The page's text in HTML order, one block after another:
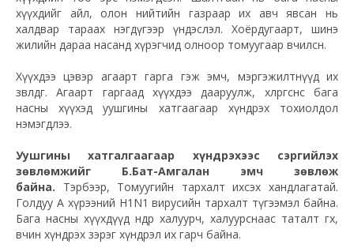
хүүхдийг айл, олон нийтийн газраар их авч явсан нь
халдвар тараах нэгдүгээр үндэслэл. Хоёрдугаарт, шинэ
жилийн дараа насанд хүрэгчид олноор томуугаар өвчилсөн.
Хүүхдээ цэвэр агаарт гарга гэж эмч, мэргэжилтнүүд их
зөвлөдөг. Агаарт гаргаад хүүхдээ дааруулж, хөлөргөснөөс бага
насны хүүхэд уушгины хатгаагаар хүндрэх тохиолдол
нэмэгдлээ.
Уушгины хатгалгаагаар хүндрэхээс сэргийлэх
зөвлөмжийг Б.Бат-Амгалан эмч зөвлөж
байна. Тэрбээр, Томуугийн тархалт ихсэх хандлагатай.
Голдуу А хүрээний H1N1 вирусийн тархалт түгээмэл байна.
Бага насны хүүхдүүд өндөр халуурч, халуурснаас таталт өгөх,
өвчин хүндрэх зэрэг хүндрэл их гарч байна.